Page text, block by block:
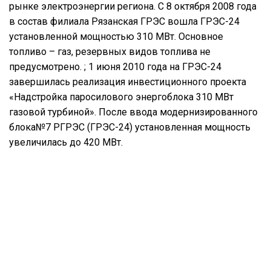
рынке электроэнергии региона. С 8 октября 2008 года
в состав филиала Рязанская ГРЭС вошла ГРЭС-24
установленной мощностью 310 МВт. Основное
топливо – газ, резервных видов топлива не
предусмотрено. ; 1 июня 2010 года на ГРЭС-24
завершилась реализация инвестиционного проекта
«Надстройка паросилового энергоблока 310 МВт
газовой турбиной». После ввода модернизированного
блока№7 РГРЭС (ГРЭС-24) установленная мощность
увеличилась до 420 МВт.